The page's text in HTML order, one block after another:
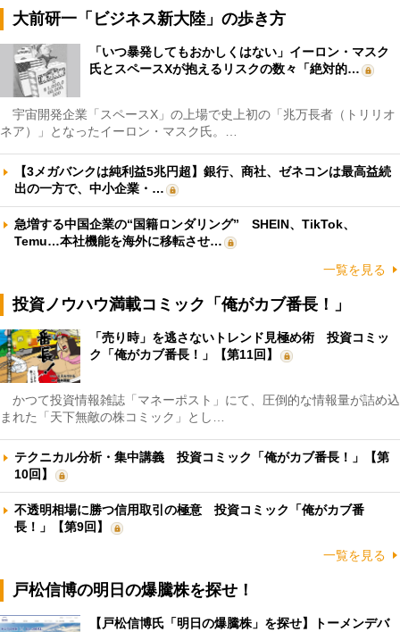
大前研一「ビジネス新大陸」の歩き方
「いつ暴発してもおかしくはない」イーロン・マスク
氏とスペースXが抱えるリスクの数々「絶対的…
宇宙開発企業「スペースX」の上場で史上初の「兆万長者（トリリオ
ネア）」となったイーロン・マスク氏。…
【3メガバンクは純利益5兆円超】銀行、商社、ゼネコンは最高益続
出の一方で、中小企業・…
急増する中国企業の“国籍ロンダリング” SHEIN、TikTok、
Temu…本社機能を海外に移転させ…
一覧を見る
投資ノウハウ満載コミック「俺がカブ番長！」
「売り時」を逃さないトレンド見極め術 投資コミッ
ク「俺がカブ番長！」【第11回】
かつて投資情報雑誌「マネーポスト」にて、圧倒的な情報量が詰め込
まれた「天下無敵の株コミック」とし…
テクニカル分析・集中講義 投資コミック「俺がカブ番長！」【第
10回】
不透明相場に勝つ信用取引の極意 投資コミック「俺がカブ番
長！」【第9回】
一覧を見る
戸松信博の明日の爆騰株を探せ！
【戸松信博氏「明日の爆騰株」を探せ】トーメンデバ